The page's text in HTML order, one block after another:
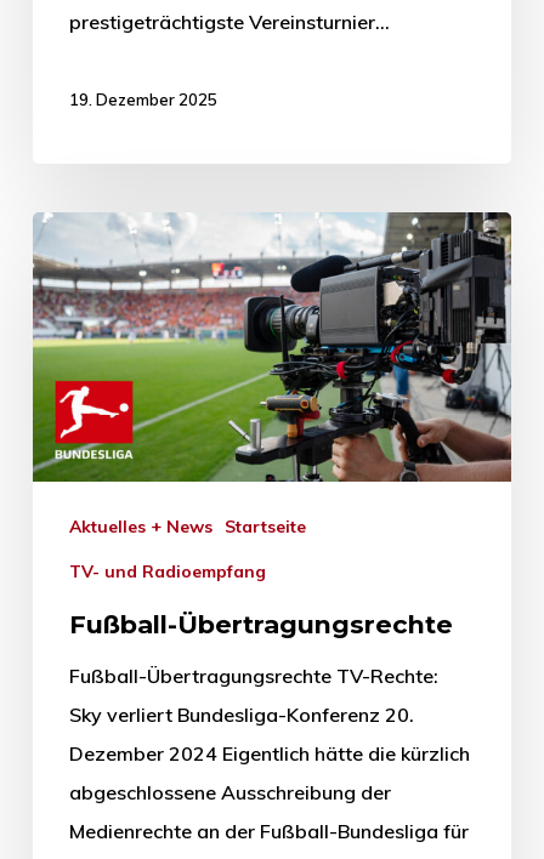
prestigeträchtigste Vereinsturnier…
19. Dezember 2025
Aktuelles + News Startseite
TV- und Radioempfang
Fußball-Übertragungsrechte
Fußball-Übertragungsrechte TV-Rechte:
Sky verliert Bundesliga-Konferenz 20.
Dezember 2024 Eigentlich hätte die kürzlich
abgeschlossene Ausschreibung der
Medienrechte an der Fußball-Bundesliga für